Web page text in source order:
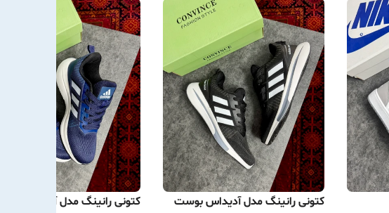
کتونی رانینگ مدل آدیداس بوست کتونی رانینگ مدل آدیداس